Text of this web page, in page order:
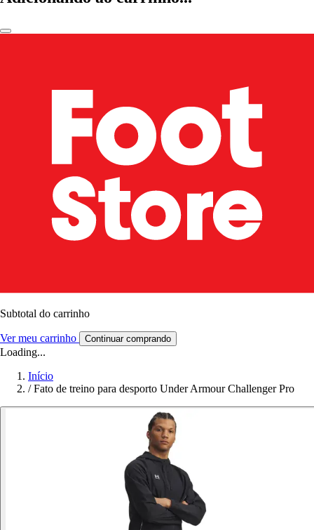
Subtotal do carrinho
Ver meu carrinho Continuar comprando
Loading...
Início
/ Fato de treino para desporto Under Armour Challenger Pro